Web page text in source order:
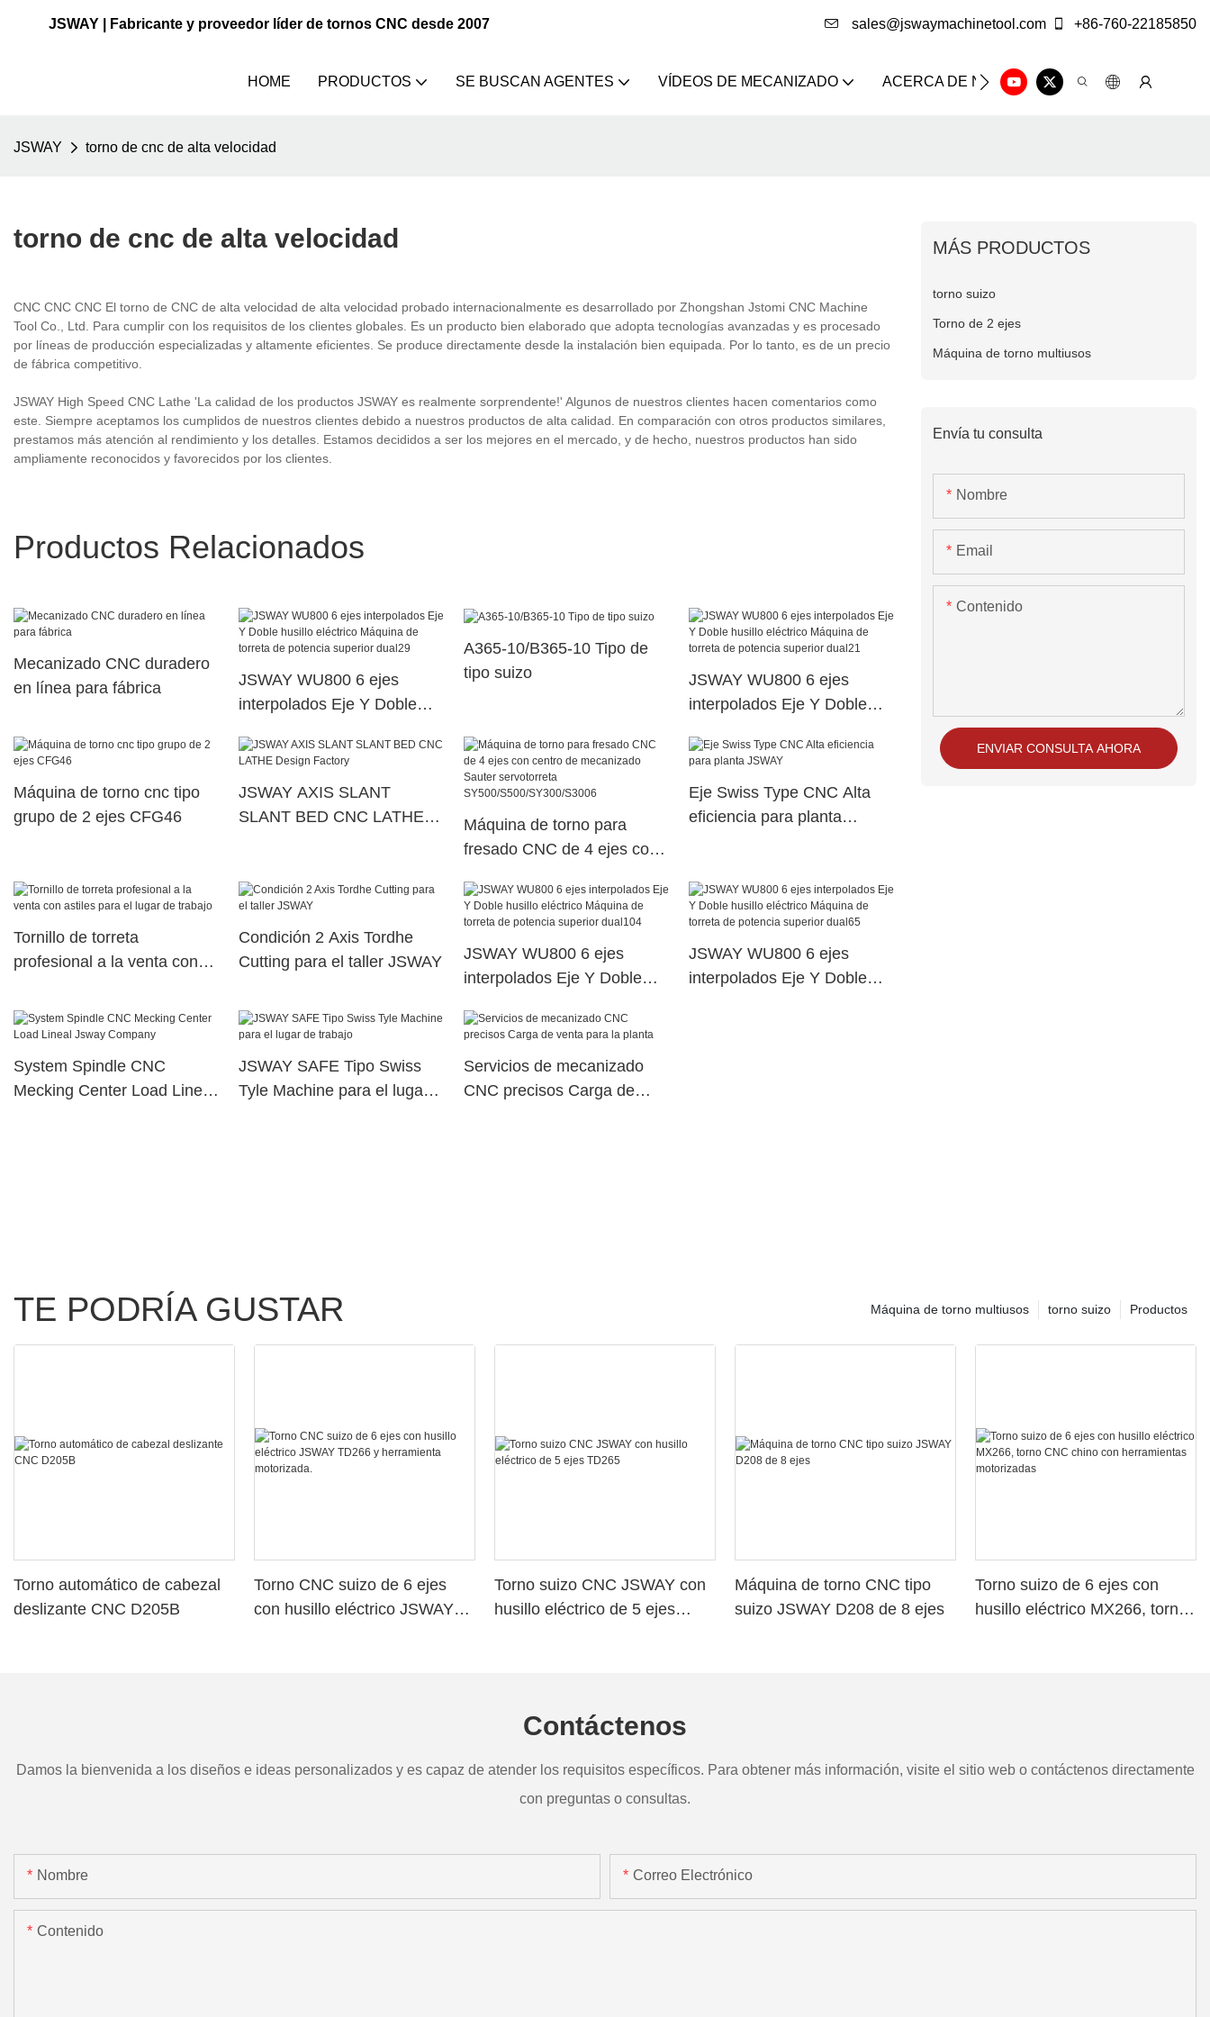
JSWAY | Fabricante y proveedor líder de tornos CNC desde 2007 sales@jswaymachinetool.com +86-760-22185850
HOME PRODUCTOS SE BUSCAN AGENTES VÍDEOS DE MECANIZADO ACERCA DE NOSOTROS SOLUCIÓN
JSWAY torno de cnc de alta velocidad
torno de cnc de alta velocidad
CNC CNC CNC El torno de CNC de alta velocidad de alta velocidad probado internacionalmente es desarrollado por Zhongshan Jstomi CNC Machine
Tool Co., Ltd. Para cumplir con los requisitos de los clientes globales. Es un producto bien elaborado que adopta tecnologías avanzadas y es procesado
por líneas de producción especializadas y altamente eficientes. Se produce directamente desde la instalación bien equipada. Por lo tanto, es de un precio
de fábrica competitivo.
JSWAY High Speed ​​CNC Lathe 'La calidad de los productos JSWAY es realmente sorprendente!' Algunos de nuestros clientes hacen comentarios como
este. Siempre aceptamos los cumplidos de nuestros clientes debido a nuestros productos de alta calidad. En comparación con otros productos similares,
prestamos más atención al rendimiento y los detalles. Estamos decididos a ser los mejores en el mercado, y de hecho, nuestros productos han sido
ampliamente reconocidos y favorecidos por los clientes.
Productos Relacionados
Mecanizado CNC duradero
en línea para fábrica
JSWAY WU800 6 ejes
interpolados Eje Y Doble
torreta de potencia superior
A365-10/B365-10 Tipo de
tipo suizo
JSWAY WU800 6 ejes
interpolados Eje Y Doble
torreta de potencia superior
Máquina de torno cnc tipo
grupo de 2 ejes CFG46
JSWAY AXIS SLANT
SLANT BED CNC LATHE
Máquina de torno para
fresado CNC de 4 ejes con
Sauter servotorreta
SY500/S500/SY300/S3006
Eje Swiss Type CNC Alta
eficiencia para planta
Tornillo de torreta
profesional a la venta con
trabajo
Condición 2 Axis Tordhe
Cutting para el taller JSWAY
JSWAY WU800 6 ejes
interpolados Eje Y Doble
torreta de potencia superior
JSWAY WU800 6 ejes
interpolados Eje Y Doble
System Spindle CNC
Mecking Center Load Lineal
JSWAY SAFE Tipo Swiss
Tyle Machine para el lugar
Servicios de mecanizado
CNC precisos Carga de
MÁS PRODUCTOS
torno suizo
Torno de 2 ejes
Máquina de torno multiusos
Envía tu consulta
Nombre
Email
Contenido
ENVIAR CONSULTA AHORA
TE PODRÍA GUSTAR Productos
torno suizo
Máquina de torno multiusos
Torno automático de cabezal
deslizante CNC D205B
Torno CNC suizo de 6 ejes
con husillo eléctrico JSWAY
Torno suizo CNC JSWAY con
husillo eléctrico de 5 ejes
Máquina de torno CNC tipo
suizo JSWAY D208 de 8 ejes
Torno suizo de 6 ejes con
husillo eléctrico MX266, torno
Contáctenos
Damos la bienvenida a los diseños e ideas personalizados y es capaz de atender los requisitos específicos. Para obtener más información, visite el sitio web o contáctenos directamente
con preguntas o consultas.
Nombre Correo Electrónico
Contenido